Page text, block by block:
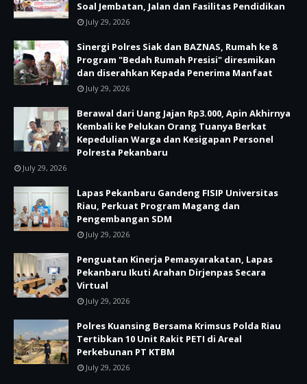
Soal Jembatan, Jalan dan Fasilitas Pendidikan
July 29, 2026
Sinergi Polres Siak dan BAZNAS, Rumah ke 8
Program "Bedah Rumah Presisi" diresmikan
dan diserahkan Kepada Penerima Manfaat
July 29, 2026
Berawal dari Uang Jajan Rp3.000, Apin Akhirnya
Kembali ke Pelukan Orang Tuanya Berkat
Kepedulian Warga dan Kesigapan Personel
Polresta Pekanbaru
July 29, 2026
Lapas Pekanbaru Gandeng FISIP Universitas
Riau, Perkuat Program Magang dan
Pengembangan SDM
July 29, 2026
Penguatan Kinerja Pemasyarakatan, Lapas
Pekanbaru Ikuti Arahan Dirjenpas Secara
Virtual
July 29, 2026
Polres Kuansing Bersama Krimsus Polda Riau
Tertibkan 10 Unit Rakit PETI di Areal
Perkebunan PT KTBM
July 29, 2026